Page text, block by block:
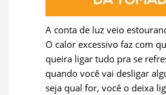
A conta de luz veio
O calor excessivo faz com
queira ligar tudo pra se
quando você vai desligar
seja qual for, você o deixa